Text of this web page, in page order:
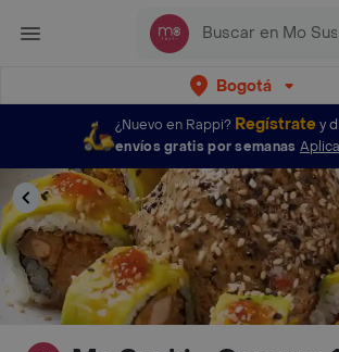
Bogotá
¿Nuevo en Rappi? Regístratey
envíos gratis por semanas